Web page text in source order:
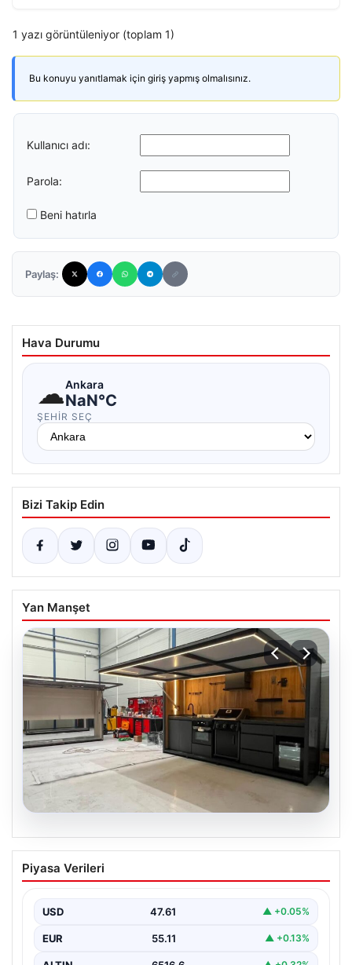
1 yazı görüntüleniyor (toplam 1)
Bu konuyu yanıtlamak için giriş yapmış olmalısınız.
Kullanıcı adı:
Parola:
Beni hatırla
Paylaş:
Hava Durumu
☁Ankara
NaN°C
ŞEHIR SEÇ
Bizi Takip Edin
Yan Manşet
Açık Alan Mimarisinde Konfor ve bahçe
mutfağı Çözümleri
köşelerinden parçası gelmiştir. Doğayla uyumlu…
Piyasa Verileri
USD 47.61 ▲ +0.05%
EUR 55.11 ▲ +0.13%